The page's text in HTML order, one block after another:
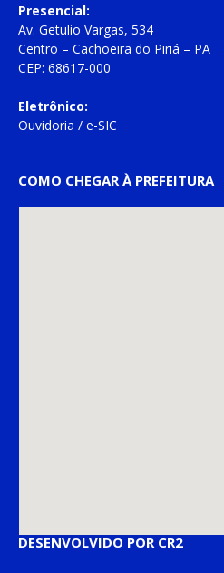
Presencial:
Av. Getulio Vargas, 534
Centro – Cachoeira do Piriá – PA
CEP: 68617-000
Eletrônico:
Ouvidoria / e-SIC
COMO CHEGAR À PREFEITURA
DESENVOLVIDO POR CR2